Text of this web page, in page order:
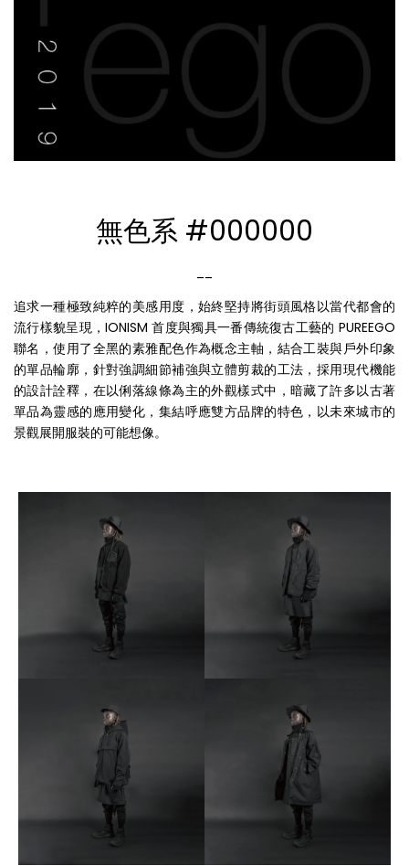
無色系 #000000
追求一種極致純粹的美感用度，始終堅持將街頭風格以當代都會的
流行樣貌呈現，IONISM 首度與獨具一番傳統復古工藝的 PUREEGO
聯名，使用了全黑的素雅配色作為概念主軸，結合工裝與戶外印象
的單品輪廓，針對強調細節補強與立體剪裁的工法，採用現代機能
的設計詮釋，在以俐落線條為主的外觀樣式中，暗藏了許多以古著
單品為靈感的應用變化，集結呼應雙方品牌的特色，以未來城市的
景觀展開服裝的可能想像。